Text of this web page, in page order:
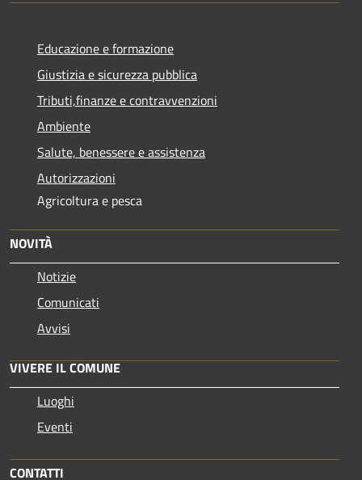
Educazione e formazione
Giustizia e sicurezza pubblica
Tributi,finanze e contravvenzioni
Ambiente
Salute, benessere e assistenza
Autorizzazioni
Agricoltura e pesca
NOVITÀ
Notizie
Comunicati
Avvisi
VIVERE IL COMUNE
Luoghi
Eventi
CONTATTI